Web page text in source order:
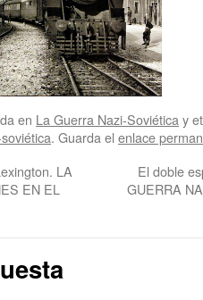
en La Guerra Nazi-Soviética y
. Guarda el enlace
LA
EN EL
El doble
GUERRA